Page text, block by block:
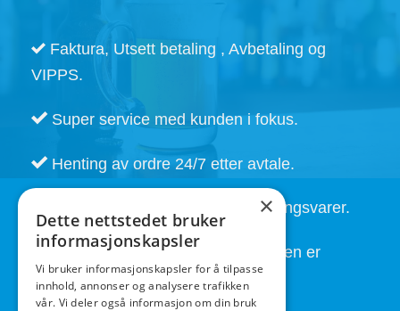
Faktura, Utsett betaling , Avbetaling og
VIPPS.
Super service med kunden i fokus.
Henting av ordre 24/7 etter avtale.
Kort leveringstid. Også på bestillingsvarer.
God service også etter at handelen er
fullført.
×
Dette nettstedet bruker
informasjonskapsler
Vi bruker informasjonskapsler for å tilpasse
innhold, annonser og analysere trafikken
vår. Vi deler også informasjon om din bruk